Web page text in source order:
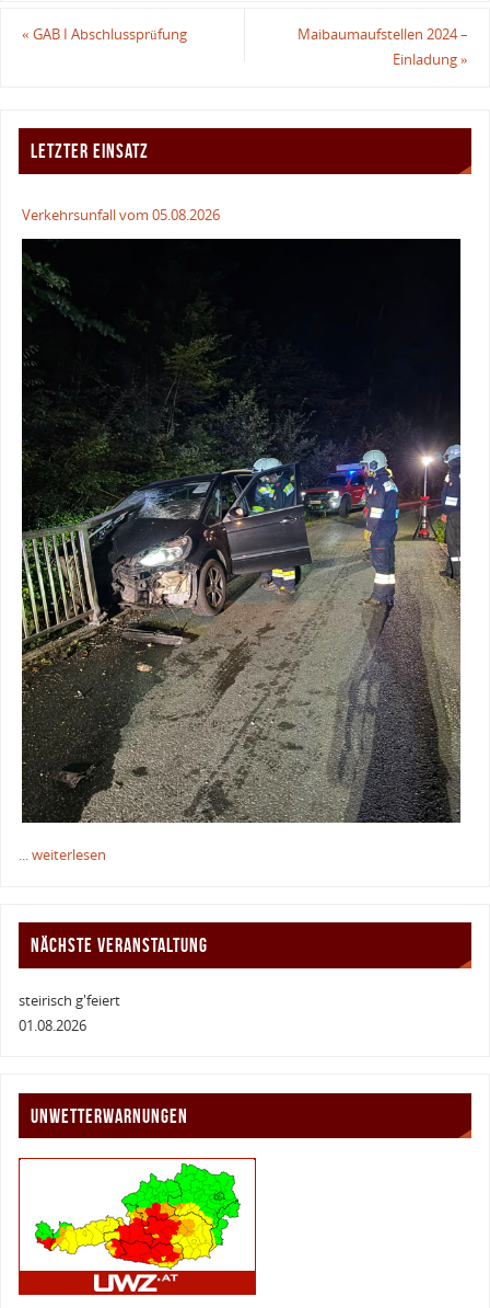
« GAB I Abschlussprüfung
Maibaumaufstellen 2024 –
Einladung»
LETZTER EINSATZ
Verkehrsunfall vom 05.08.2026
... weiterlesen
NÄCHSTE VERANSTALTUNG
steirisch g'feiert
01.08.2026
UNWETTERWARNUNGEN